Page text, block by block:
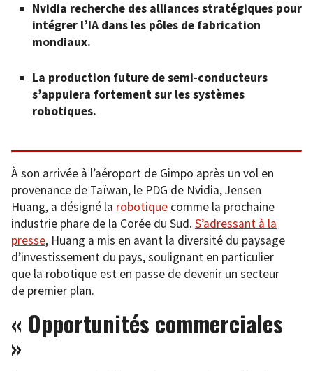
Nvidia recherche des alliances stratégiques pour
intégrer l’IA dans les pôles de fabrication
mondiaux.
La production future de semi-conducteurs
s’appuiera fortement sur les systèmes
robotiques.
À son arrivée à l’aéroport de Gimpo après un vol en
provenance de Taïwan, le PDG de Nvidia, Jensen
Huang, a désigné la robotique comme la prochaine
industrie phare de la Corée du Sud. S’adressant à la
presse, Huang a mis en avant la diversité du paysage
d’investissement du pays, soulignant en particulier
que la robotique est en passe de devenir un secteur
de premier plan.
« Opportunités commerciales
»